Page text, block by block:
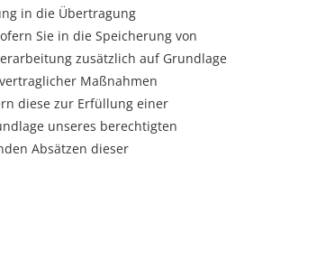
in die Übertragung
Sie in die Speicherung von
zusätzlich auf Grundlage
Maßnahmen
diese zur Erfüllung einer
unseres berechtigten
Absätzen dieser